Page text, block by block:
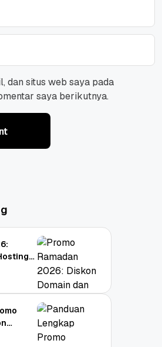
dan situs web saya pada
saya berikutnya.